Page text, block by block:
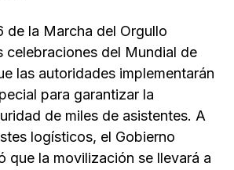
de la Marcha del Orgullo
celebraciones del Mundial de
las autoridades implementarán
para garantizar la
de miles de asistentes. A
logísticos, el Gobierno
que la movilización se llevará a